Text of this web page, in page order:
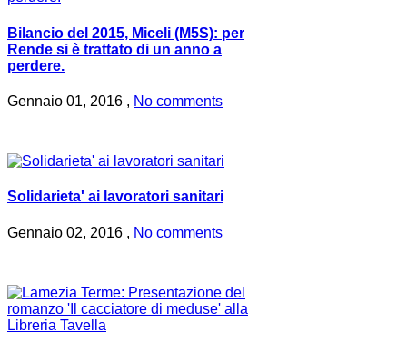
Bilancio del 2015, Miceli (M5S): per
Rende si è trattato di un anno a
perdere.
Gennaio 01, 2016 , No comments
Solidarieta' ai lavoratori sanitari
Gennaio 02, 2016 , No comments